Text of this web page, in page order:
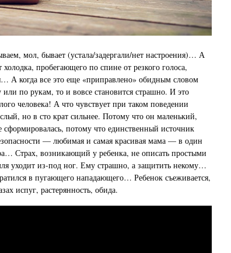
мол, бывает (устала/задергали/нет настроения)… А
холодка, пробегающего по спине от резкого голоса,
А когда все это еще «приправлено» обидным словом
по рукам, то и вовсе становится страшно. И это
человека! А что чувствует при таком поведении
но в сто крат сильнее. Потому что он маленький,
потому что единственный источник
— любимая и самая красивая мама — в один
Страх, возникающий у ребенка, не описать простыми
уходит из-под ног. Ему страшно, а защитить некому…
в пугающего нападающего… Ребенок съеживается,
испуг, растерянность, обида.